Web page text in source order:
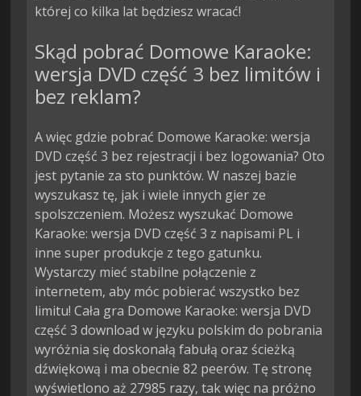
której co kilka lat będziesz wracać!
Skąd pobrać Domowe Karaoke:
wersja DVD część 3 bez limitów i
bez reklam?
A więc gdzie pobrać Domowe Karaoke: wersja
DVD część 3 bez rejestracji i bez logowania? Oto
jest pytanie za sto punktów. W naszej bazie
wyszukasz tę, jak i wiele innych gier ze
spolszczeniem. Możesz wyszukać Domowe
Karaoke: wersja DVD część 3 z napisami PL i
inne super produkcje z tego gatunku.
Wystarczy mieć stabilne połączenie z
internetem, aby móc pobierać wszystko bez
limitu! Cała gra Domowe Karaoke: wersja DVD
część 3 download w języku polskim do pobrania
wyróżnia się doskonałą fabułą oraz ścieżką
dźwiękową i ma obecnie 82 peerów. Tę stronę
wyświetlono aż 27985 razy, tak więc na próżno